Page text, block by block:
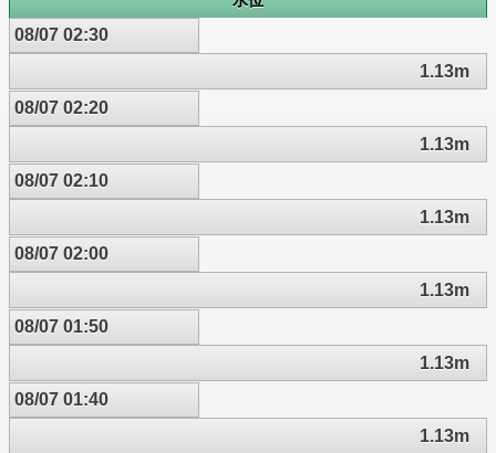
08/07 02:30
1.13m
08/07 02:20
1.13m
08/07 02:10
1.13m
08/07 02:00
1.13m
08/07 01:50
1.13m
08/07 01:40
1.13m